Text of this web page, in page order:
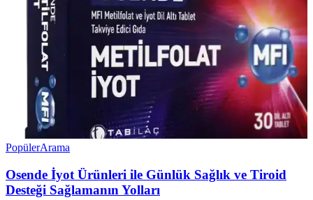
PopülerArama
Osende İyot Ürünleri ile Günlük Sağlık ve Tiroid
Desteği Sağlamanın Yolları